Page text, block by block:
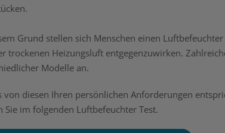
Grund stellen sich Menschen einen
trockenen Heizungsluft entgegenzuwirken.
Modelle an.
von diesen Ihren persönlichen Anforderungen
Sie im folgenden Luftbefeuchter Test.